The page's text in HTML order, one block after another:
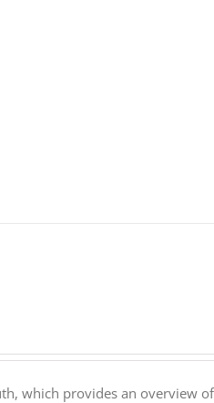
which provides an overview